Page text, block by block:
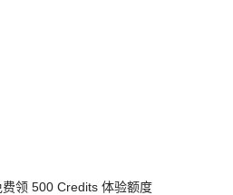
领 500 Credits 体验额度